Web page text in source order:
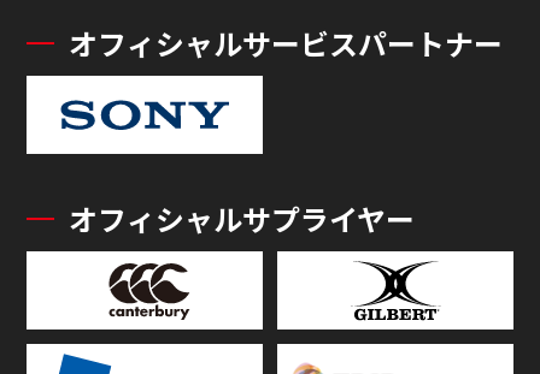
オフィシャルサービスパートナー
オフィシャルサプライヤー